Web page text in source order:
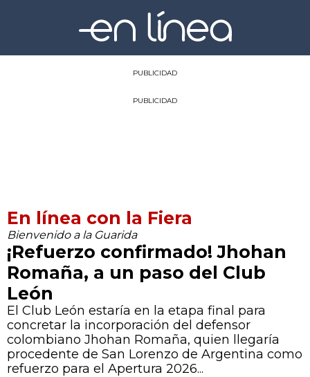
PUBLICIDAD
PUBLICIDAD
En línea con la Fiera
Bienvenido a la Guarida
¡Refuerzo confirmado! Jhohan
Romaña, a un paso del Club
León
El Club León estaría en la etapa final para
concretar la incorporación del defensor
colombiano Jhohan Romaña, quien llegaría
procedente de San Lorenzo de Argentina como
refuerzo para el Apertura 2026...